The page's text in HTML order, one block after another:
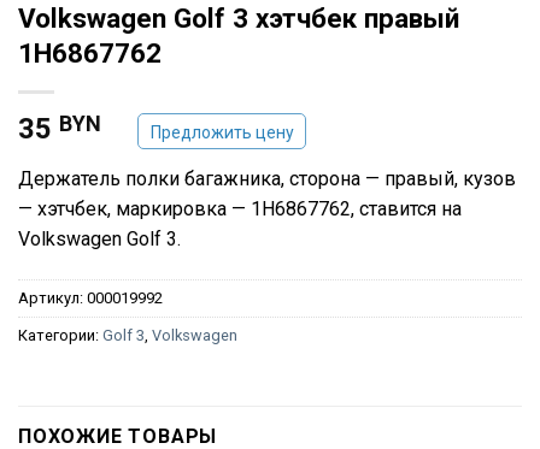
Volkswagen Golf 3 хэтчбек правый
1H6867762
35 BYN Предложить цену
Держатель полки багажника, сторона — правый, кузов
— хэтчбек, маркировка — 1H6867762, ставится на
Volkswagen Golf 3.
Артикул: 000019992
Категории: Golf 3 Volkswagen
ПОХОЖИЕ ТОВАРЫ